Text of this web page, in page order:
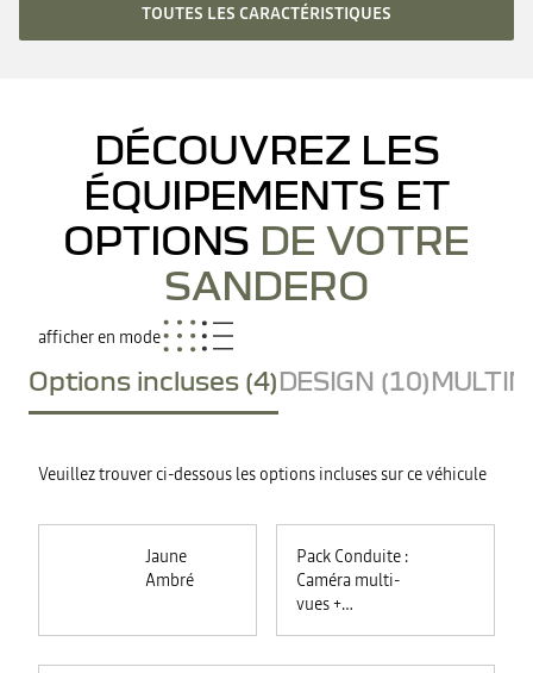
TOUTES LES CARACTÉRISTIQUES
DÉCOUVREZ LES
ÉQUIPEMENTS ET
OPTIONS DE VOTRE
SANDERO
afficher en mode
Options incluses (4)DESIGN (10)
Veuillez trouver ci-dessous les options incluses sur ce véhicule
Jaune
Ambré
Pack Conduite :
Caméra multi-
vues +